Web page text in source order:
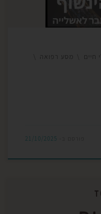
חיים
מסע רפואה
21/10/2025